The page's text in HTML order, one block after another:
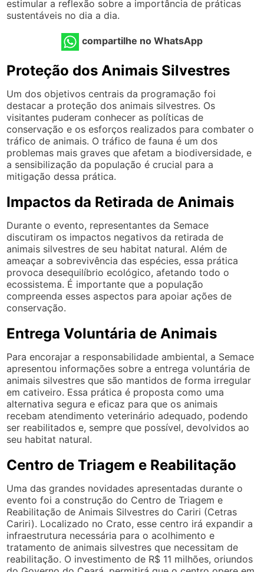
estimular a reflexão sobre a importância de práticas
sustentáveis no dia a dia.
compartilhe no WhatsApp
Proteção dos Animais Silvestres
Um dos objetivos centrais da programação foi
destacar a proteção dos animais silvestres. Os
visitantes puderam conhecer as políticas de
conservação e os esforços realizados para combater o
tráfico de animais. O tráfico de fauna é um dos
problemas mais graves que afetam a biodiversidade, e
a sensibilização da população é crucial para a
mitigação dessa prática.
Impactos da Retirada de Animais
Durante o evento, representantes da Semace
discutiram os impactos negativos da retirada de
animais silvestres de seu habitat natural. Além de
ameaçar a sobrevivência das espécies, essa prática
provoca desequilíbrio ecológico, afetando todo o
ecossistema. É importante que a população
compreenda esses aspectos para apoiar ações de
conservação.
Entrega Voluntária de Animais
Para encorajar a responsabilidade ambiental, a Semace
apresentou informações sobre a entrega voluntária de
animais silvestres que são mantidos de forma irregular
em cativeiro. Essa prática é proposta como uma
alternativa segura e eficaz para que os animais
recebam atendimento veterinário adequado, podendo
ser reabilitados e, sempre que possível, devolvidos ao
seu habitat natural.
Centro de Triagem e Reabilitação
Uma das grandes novidades apresentadas durante o
evento foi a construção do Centro de Triagem e
Reabilitação de Animais Silvestres do Cariri (Cetras
Cariri). Localizado no Crato, esse centro irá expandir a
infraestrutura necessária para o acolhimento e
tratamento de animais silvestres que necessitam de
reabilitação. O investimento de R$ 11 milhões, oriundos